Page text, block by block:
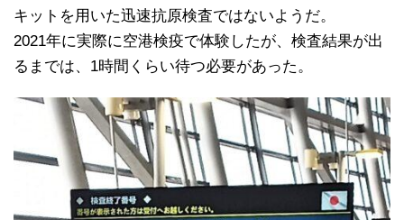
キットを用いた迅速抗原検査ではないようだ。
2021年に実際に空港検疫で体験したが、検査結果が出
るまでは、1時間くらい待つ必要があった。